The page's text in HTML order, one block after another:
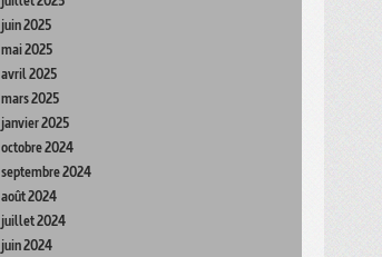
juin 2025
mai 2025
avril 2025
mars 2025
janvier 2025
octobre 2024
septembre 2024
août 2024
juillet 2024
juin 2024